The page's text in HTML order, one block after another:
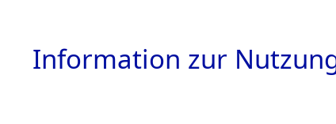
Information zur